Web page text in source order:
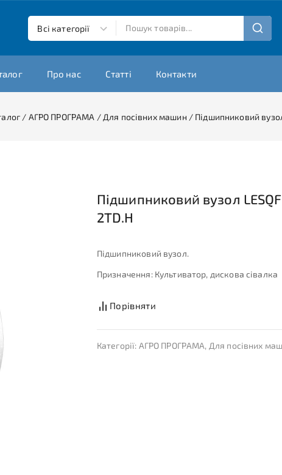
Про нас Статті Контакти
/ АГРО ПРОГРАМА / Для посівних машин / Підшипниковий
Підшипниковий вузол
2TD.H
Підшипниковий вузол.
Призначення: Культиватор, дискова сівалка
Порівняти
Категорії: АГРО ПРОГРАМА, Для посівних